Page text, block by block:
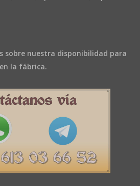
sobre nuestra disponibilidad para
la fábrica.